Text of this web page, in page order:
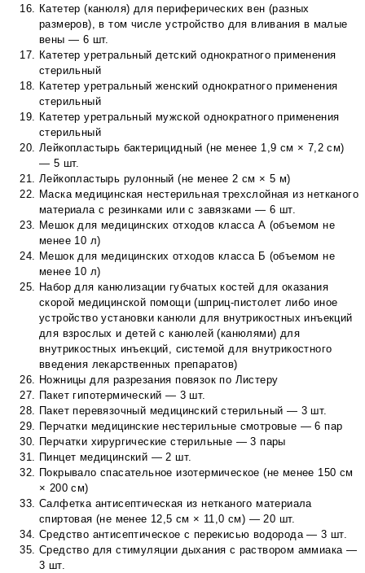
Катетер (канюля) для периферических вен (разных
размеров), в том числе устройство для вливания в малые
вены — 6 шт.
Катетер уретральный детский однократного применения
стерильный
Катетер уретральный женский однократного применения
стерильный
Катетер уретральный мужской однократного применения
стерильный
Лейкопластырь бактерицидный (не менее 1,9 см × 7,2 см)
— 5 шт.
Лейкопластырь рулонный (не менее 2 см × 5 м)
Маска медицинская нестерильная трехслойная из нетканого
материала с резинками или с завязками — 6 шт.
Мешок для медицинских отходов класса А (объемом не
менее 10 л)
Мешок для медицинских отходов класса Б (объемом не
менее 10 л)
Набор для канюлизации губчатых костей для оказания
скорой медицинской помощи (шприц-пистолет либо иное
устройство установки канюли для внутрикостных инъекций
для взрослых и детей с канюлей (канюлями) для
внутрикостных инъекций, системой для внутрикостного
введения лекарственных препаратов)
Ножницы для разрезания повязок по Листеру
Пакет гипотермический — 3 шт.
Пакет перевязочный медицинский стерильный — 3 шт.
Перчатки медицинские нестерильные смотровые — 6 пар
Перчатки хирургические стерильные — 3 пары
Пинцет медицинский — 2 шт.
Покрывало спасательное изотермическое (не менее 150 см
× 200 см)
Салфетка антисептическая из нетканого материала
спиртовая (не менее 12,5 см × 11,0 см) — 20 шт.
Средство антисептическое с перекисью водорода — 3 шт.
Средство для стимуляции дыхания с раствором аммиака —
3 шт.